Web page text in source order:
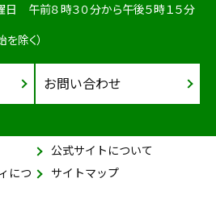
日 午前８時３０分から午後５時１５分
除く）
お問い合わせ
公式サイトについて
につ
サイトマップ